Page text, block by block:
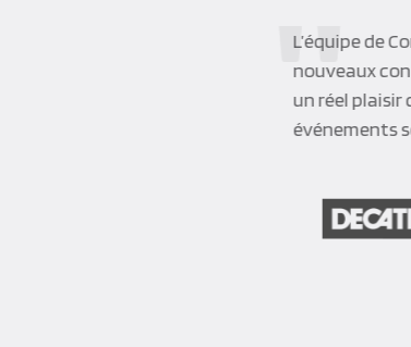
L’équipe de
nouveaux
un réel plaisir
événements